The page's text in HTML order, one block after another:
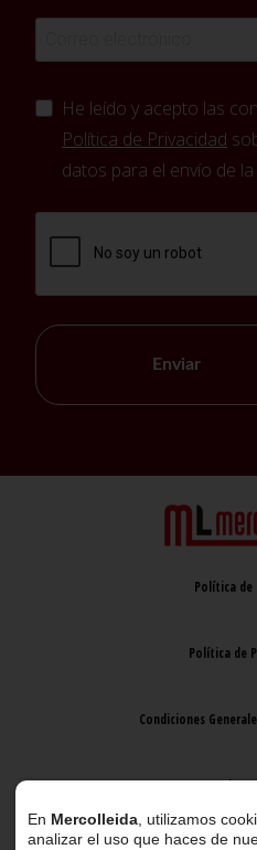
He leído y acepto las
Política de Privacidad
datos para el envío de
Enviar
Política de
Política de
Condiciones
Aviso
En Mercolleida , utilizamos
analizar el uso que haces de